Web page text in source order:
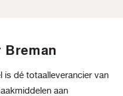
Breman
is dé totaalleverancier van
aan